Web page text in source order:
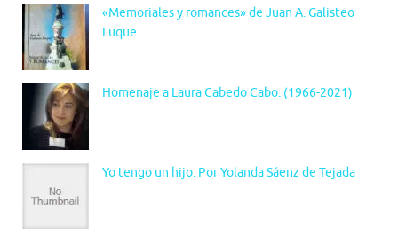
«Memoriales y romances» de Juan A. Galisteo
Luque
Homenaje a Laura Cabedo Cabo. (1966-2021)
Yo tengo un hijo. Por Yolanda Sáenz de Tejada